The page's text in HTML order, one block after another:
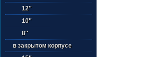
12''
10''
8''
в закрытом корпусе